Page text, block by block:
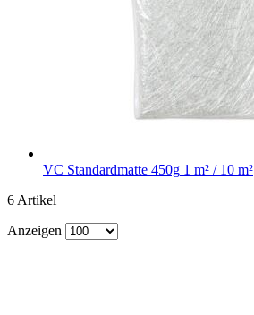
VC Standardmatte 450g 1 m² / 10 m²
6 Artikel
Anzeigen